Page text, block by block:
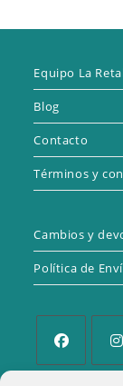
Equipo La
Blog
Contacto
Términos y
Cambios y
Política de
Se Se